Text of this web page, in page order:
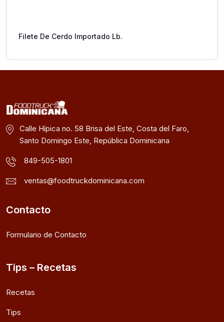
Filete De Cerdo Importado Lb.
Calle Hípica no. 58 Brisa del Este, Costa del Faro,
Santo Domingo Este, República Dominicana
849-505-1801
ventas@foodtruckdominicana.com
Contacto
Formulario de Contacto
Tips – Recetas
Recetas
Tips